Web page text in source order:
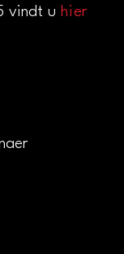
vindt uhier